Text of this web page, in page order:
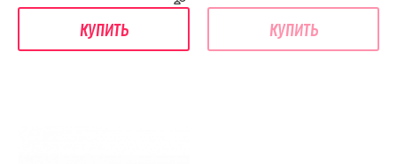
купить купить